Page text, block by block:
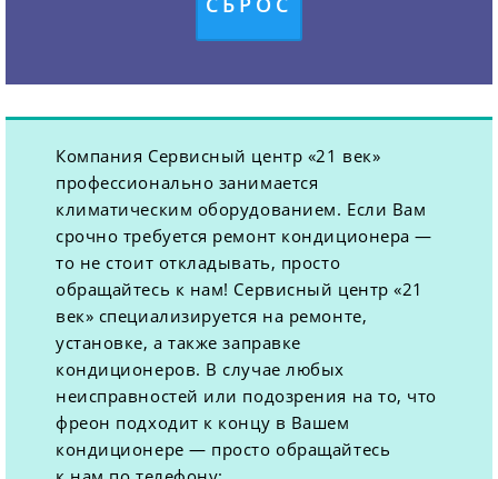
Компания Сервисный центр «21 век»
профессионально занимается
климатическим оборудованием. Если Вам
срочно требуется ремонт кондиционера —
то не стоит откладывать, просто
обращайтесь к нам! Сервисный центр «21
век» специализируется на ремонте,
установке, а также заправке
кондиционеров. В случае любых
неисправностей или подозрения на то, что
фреон подходит к концу в Вашем
кондиционере — просто обращайтесь